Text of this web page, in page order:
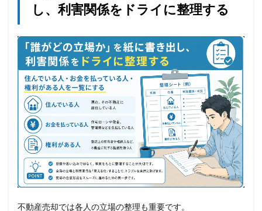
し、利害関係をドライに整理する
不動産売却では各人の立場の整理も重要です。